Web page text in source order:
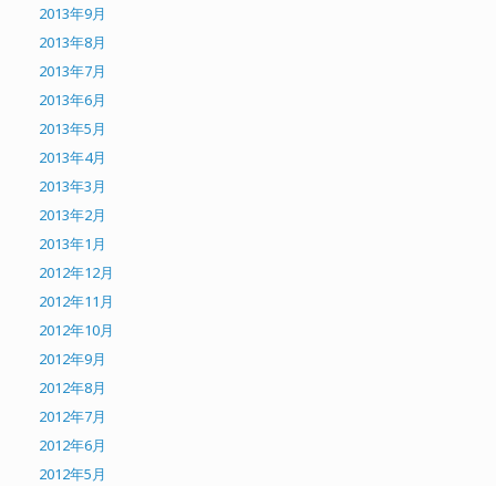
2013年9月
2013年8月
2013年7月
2013年6月
2013年5月
2013年4月
2013年3月
2013年2月
2013年1月
2012年12月
2012年11月
2012年10月
2012年9月
2012年8月
2012年7月
2012年6月
2012年5月